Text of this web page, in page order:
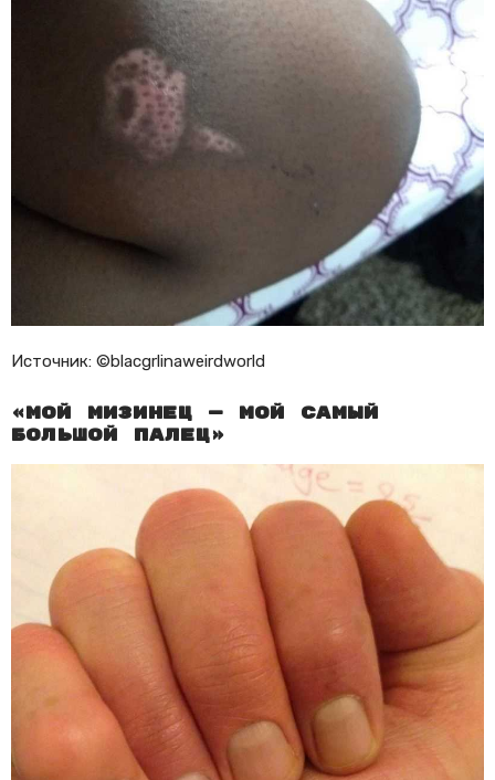
Источник: ©blacgrlinaweirdworld
«Мой мизинец — мой самый
большой палец»